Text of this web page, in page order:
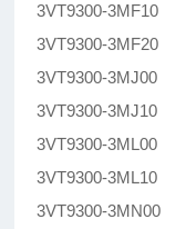
3VT9300-3MF10
3VT9300-3MF20
3VT9300-3MJ00
3VT9300-3MJ10
3VT9300-3ML00
3VT9300-3ML10
3VT9300-3MN00